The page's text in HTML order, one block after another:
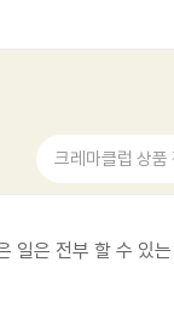
크레마클럽 상품
일은 전부 할 수 있